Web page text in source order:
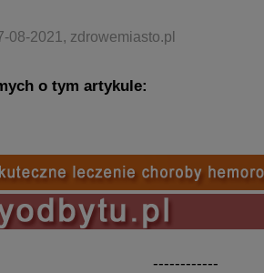
08-2021, zdrowemiasto.pl
o tym artykule:
------------